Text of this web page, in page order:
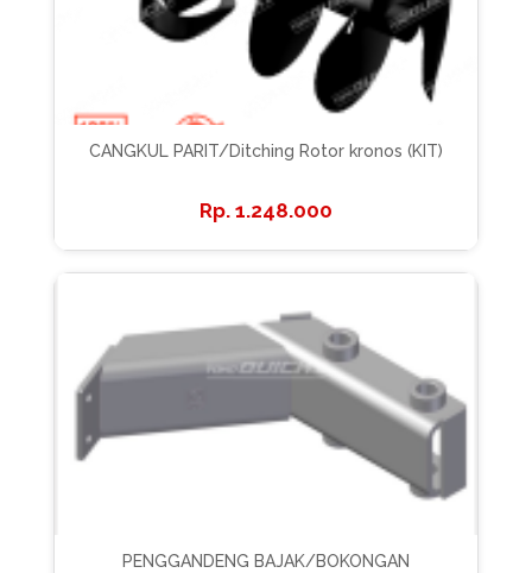
CANGKUL PARIT/Ditching Rotor kronos (KIT)
1.248.000
PENGGANDENG BAJAK/BOKONGAN